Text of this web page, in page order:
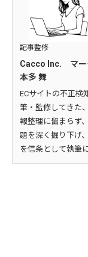
記事監修
Cacco Inc. マー
本多 舞
ECサイトの不正検
筆・監修してきた
報整理に留まらず
題を深く掘り下げ
を信条として執筆